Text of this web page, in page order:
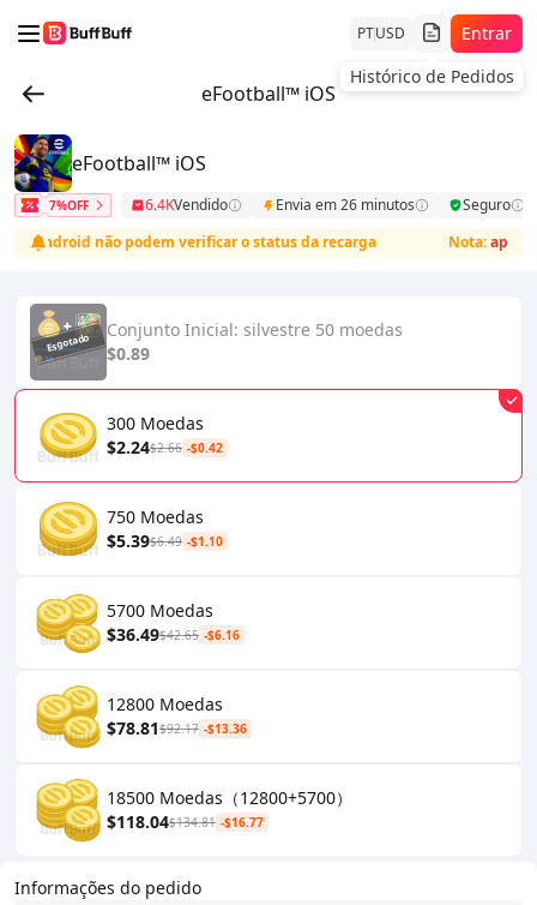
PTUSD
Histórico de Pedidos
Entrar
eFootball™ iOS
Informações do pedido
eFootball™ iOS
7%OFF 6.4KVendido Envia em 26 minutos
Seguro
Android não podem verificar o status da recarga
Nota:apenas
Conjunto Inicial: silvestre 50 moedas
$0.89
300 Moedas
$2.24$2.66 -$0.42
750 Moedas
$5.39$6.49 -$1.10
5700 Moedas
$36.49$42.65 -$6.16
12800 Moedas
$78.81$92.17 -$13.36
18500 Moedas（12800+5700）
$118.04$134.81 -$16.77